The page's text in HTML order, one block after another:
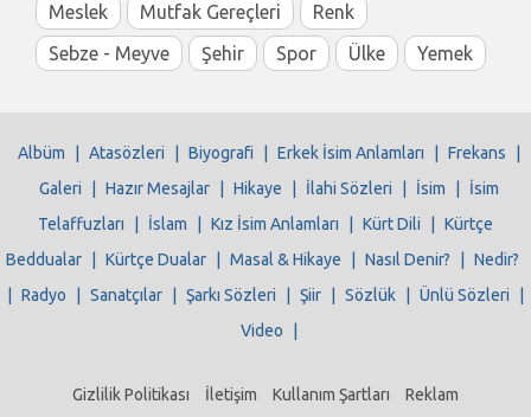
Meslek
Mutfak Gereçleri
Renk
Sebze - Meyve
Şehir Spor Ülke Yemek
Albüm Atasözleri Biyografi Erkek İsim Anlamları Frekans
Galeri
Hazır Mesajlar Hikaye İlahi Sözleri İsim
İsim
Telaffuzları
İslam Kız İsim Anlamları Kürt Dili
Kürtçe
Beddualar
Kürtçe Dualar Masal & Hikaye Nasıl Denir?
Nedir?
Radyo Sanatçılar Şarkı Sözleri Şiir Sözlük Ünlü Sözleri
Video
Gizlilik Politikası İletişim Kullanım Şartları Reklam